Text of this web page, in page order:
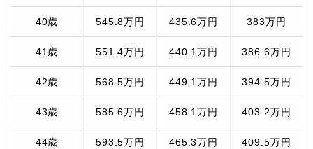
40歳 545.8万円 435.6万円 383万円
41歳 551.4万円 440.1万円 386.6万円
42歳 568.5万円 449.1万円 394.5万円
43歳 585.6万円 458.1万円 403.2万円
44歳 593.5万円 465.3万円 409.5万円